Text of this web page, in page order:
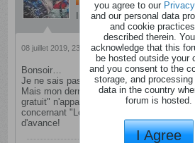
Inscription: septembre 2016
08 juillet 2019, 23h29
Bonsoir…
Je ne sais pas si je suis sur la bonne
Mais mon dernier post dans la rubrique
gratuit" n'apparaît pas (non approuvé). Il
concernant "Les Buzzers"... Quelqu'un
d'avance!
you agree to our
and our personal data
and cookie
described therein.
acknowledge that this
be hosted outside your
and you consent to the
storage, and
data in the country
forum is hosted.
I Agree